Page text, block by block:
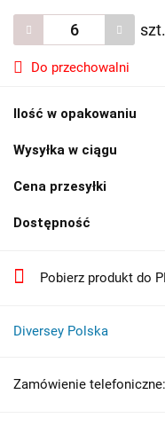
szt.
Do przechowalni
Ilość w opakowaniu
Wysyłka w ciągu
Cena przesyłki
Dostępność
Pobierz produkt do
Diversey Polska
Zamówienie